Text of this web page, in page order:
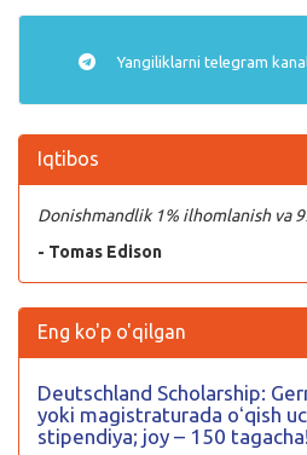
Yangiliklarni telegram
Iqtibos
Donishmandlik 1% ilhomlanish va
- Tomas Edison
Eng ko'p o'qilgan
Deutschland Scholarship:
yoki magistraturada oʻqish
stipendiya; joy – 150 tagacha!